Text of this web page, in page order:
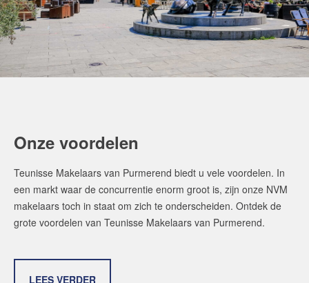
Onze voordelen
Teunisse Makelaars van Purmerend biedt u vele voordelen. In
een markt waar de concurrentie enorm groot is, zijn onze NVM
makelaars toch in staat om zich te onderscheiden. Ontdek de
grote voordelen van Teunisse Makelaars van Purmerend.
LEES VERDER